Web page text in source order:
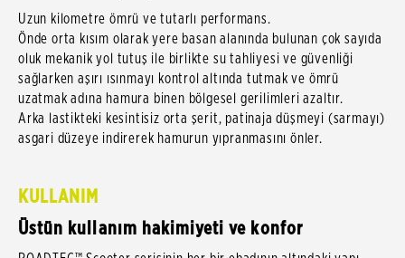
Uzun kilometre ömrü ve tutarlı performans.
Önde orta kısım olarak yere basan alanında bulunan çok sayıda
oluk mekanik yol tutuş ile birlikte su tahliyesi ve güvenliği
sağlarken aşırı ısınmayı kontrol altında tutmak ve ömrü
uzatmak adına hamura binen bölgesel gerilimleri azaltır.
Arka lastikteki kesintisiz orta şerit, patinaja düşmeyi (sarmayı)
asgari düzeye indirerek hamurun yıpranmasını önler.
KULLANIM
Üstün kullanım hakimiyeti ve konfor